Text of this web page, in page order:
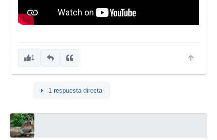
1
1 respuesta directa